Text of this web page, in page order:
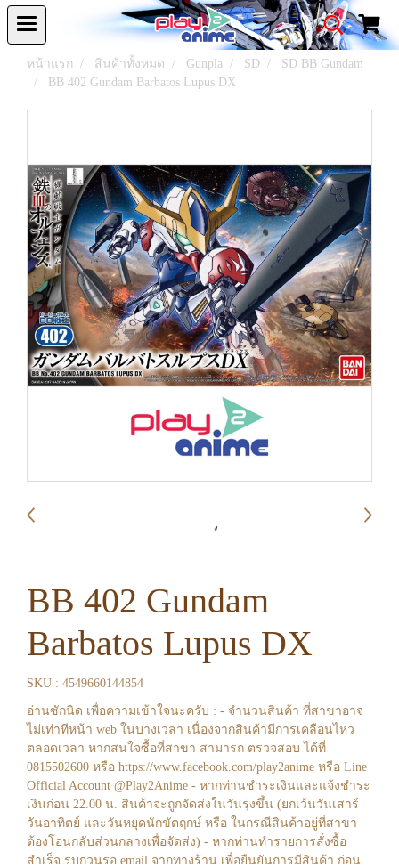
หน้าแรก สินค้าทั้งหมด Gunpla SD
SD BB Gundam
BB 402 Gundam Barbatos Lupus DX
BB 402 Gundam
Barbatos Lupus DX
SKU : 4549660144854
อ่านซักนิด เพื่อความเข้าใจนะครับ : - จำนวนสินค้า ที่สาขาอาจ
ไม่เท่าทีหน้า web ในบางเวลา เนื่องจากสินค้ามีการเคลือนไหว
ตลอดเวลา หากสนใจซื้อที่สาขา สามารถ ตรวจสอบ ได้ที่
0815502600 หรือ https://www.facebook.com/play2anime หรือ Line
Official Account @Play2Anime - หากท่านชำระเงินและแจ้งชำระ
เงินก่อน 22.00 น. สินค้าจะถูกจัดส่งในวันรุ่งขึ้น (ยกเว้นวันเสาร์
วันอาทิตย์ และวันหยุดนักขัตฤกษ์ หรือ ในกรณีสินค้าอยู่ที่สาขา
ต้องโอนกลับส่วนกลางเพื่อจัดส่ง) - หากท่านทำรายการสั่งซื้อ
สำเร็จ รบกวนรอ email จากทางร้าน เพื่อยืนยันการมีสินค้า ก่อน